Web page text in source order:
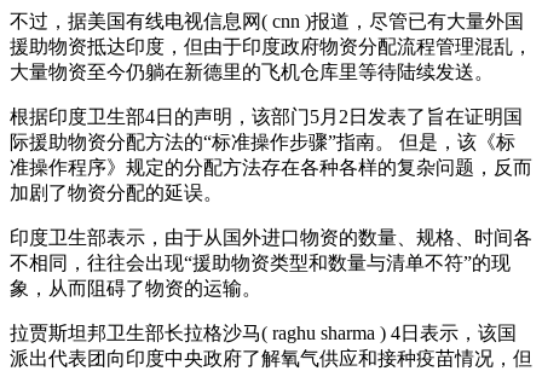
不过，据美国有线电视信息网( cnn )报道，尽管已有大量外国
援助物资抵达印度，但由于印度政府物资分配流程管理混乱，
大量物资至今仍躺在新德里的飞机仓库里等待陆续发送。
根据印度卫生部4日的声明，该部门5月2日发表了旨在证明国
际援助物资分配方法的“标准操作步骤”指南。 但是，该《标
准操作程序》规定的分配方法存在各种各样的复杂问题，反而
加剧了物资分配的延误。
印度卫生部表示，由于从国外进口物资的数量、规格、时间各
不相同，往往会出现“援助物资类型和数量与清单不符”的现
象，从而阻碍了物资的运输。
拉贾斯坦邦卫生部长拉格沙马( raghu sharma ) 4日表示，该国
派出代表团向印度中央政府了解氧气供应和接种疫苗情况，但